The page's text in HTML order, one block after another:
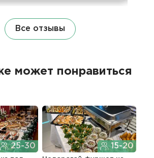
Все отзывы
может понравиться
25-30 15-20